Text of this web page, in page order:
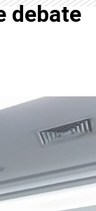
debate